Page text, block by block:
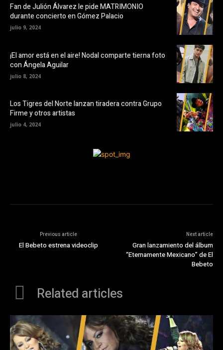
Fan de Julión Álvarez le pide MATRIMONIO
durante concierto en Gómez Palacio
julio 9, 2024
¡El amor está en el aire! Nodal comparte tierna foto
con Ángela Aguilar
julio 8, 2024
Los Tigres del Norte lanzan tiradera contra Grupo
Firme y otros artistas
julio 4, 2024
Previous article
El Bebeto estrena videoclip
Next article
Gran lanzamiento del álbum
“Eternamente Mexicano” de El
Bebeto
Related articles